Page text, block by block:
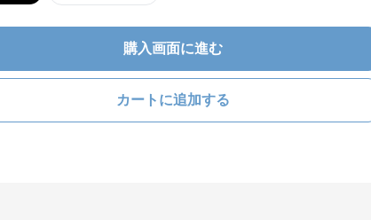
購入画面に進む
カートに追加する